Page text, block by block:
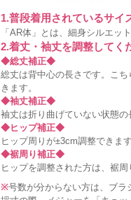
1.普段着用されているサイ
「AR体」とは、細身シルエッ
2.着丈・袖丈を調整してく
◆総丈補正◆
総丈は背中心の長さです。こ
きます。
◆袖丈補正◆
袖丈は折り曲げていない状態
◆ヒップ補正◆
ヒップ周りが±3cm調整できま
◆裾周り補正◆
ヒップを調整された方は、裾
※号数が分からない方は、ブラ